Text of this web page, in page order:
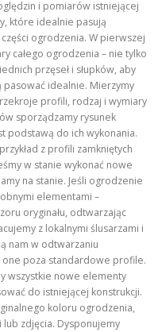
i pomiarów istniejącej
które idealnie pasują
ogrodzenia. W pierwszej
całego ogrodzenia – nie tylko
przęseł i słupków, aby
idealnie. Mierzymy
profili, rodzaj i wymiary
sporządzamy rysunek
podstawą do ich wykonania.
z profili zamkniętych
w stanie wykonać nowe
na stanie. Jeśli ogrodzenie
elementami –
oryginału, odtwarzając
z lokalnymi ślusarzami i
nam w odtwarzaniu
poza standardowe profile.
wszystkie nowe elementy
do istniejącej konstrukcji.
koloru ogrodzenia,
zdjęcia. Dysponujemy